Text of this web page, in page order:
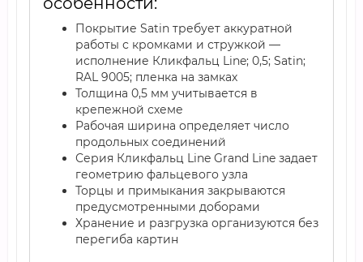
Покрытие Satin требует аккуратной
работы с кромками и стружкой —
исполнение Кликфальц Line; 0,5; Satin;
RAL 9005; пленка на замках
Толщина 0,5 мм учитывается в
крепежной схеме
Рабочая ширина определяет число
продольных соединений
Серия Кликфальц Line Grand Line задает
геометрию фальцевого узла
Торцы и примыкания закрываются
предусмотренными доборами
Хранение и разгрузка организуются без
перегиба картин